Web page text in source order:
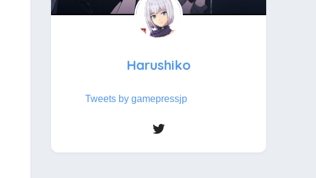
Harushiko
Tweets by gamepressjp